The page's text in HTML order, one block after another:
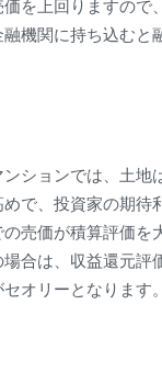
を上回りますので
機関に持ち込むと
ションでは、土地
で、投資家の期待
売価が積算評価を
合は、収益還元評
オリーとなります。